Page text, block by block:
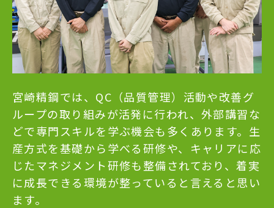
宮崎精鋼では、QC（品質管理）活動や改善グ
ループの取り組みが活発に行われ、外部講習な
どで専門スキルを学ぶ機会も多くあります。生
産方式を基礎から学べる研修や、キャリアに応
じたマネジメント研修も整備されており、着実
に成長できる環境が整っていると言えると思い
ます。